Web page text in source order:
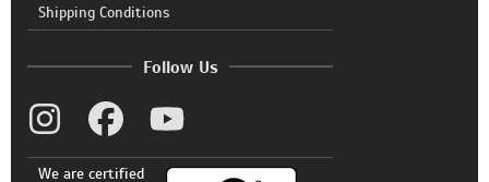
Shipping Conditions
Follow Us
We are certified